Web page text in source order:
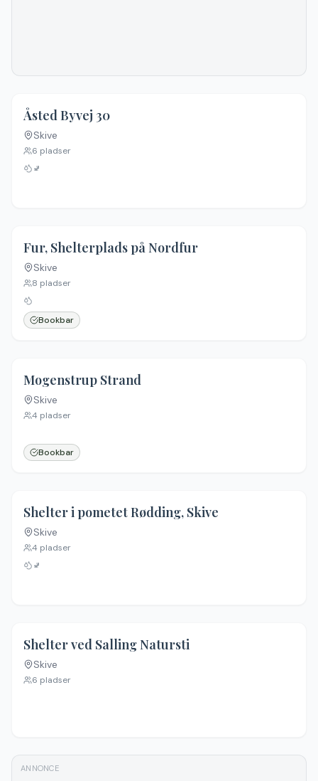
Åsted Byvej 30
Skive
6 pladser
🚽
Fur, Shelterplads på Nordfur
Skive
8 pladser
Bookbar
Mogenstrup Strand
Skive
4 pladser
Bookbar
Shelter i pometet Rødding, Skive
Skive
4 pladser
🚽
Shelter ved Salling Natursti
Skive
6 pladser
ANNONCE